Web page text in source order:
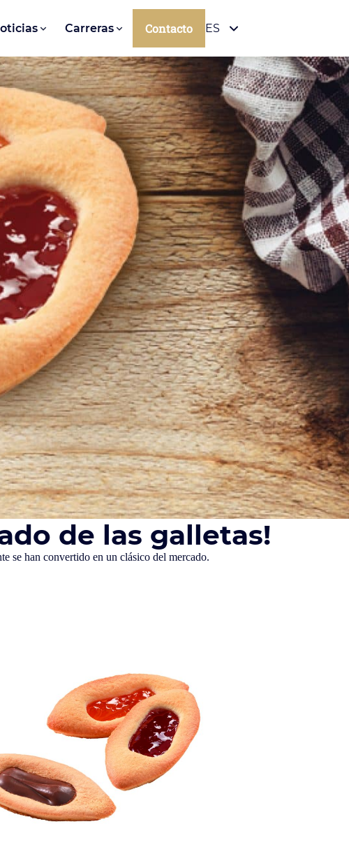
Carreras Contacto ES
de las galletas!
se han convertido en un clásico del mercado.